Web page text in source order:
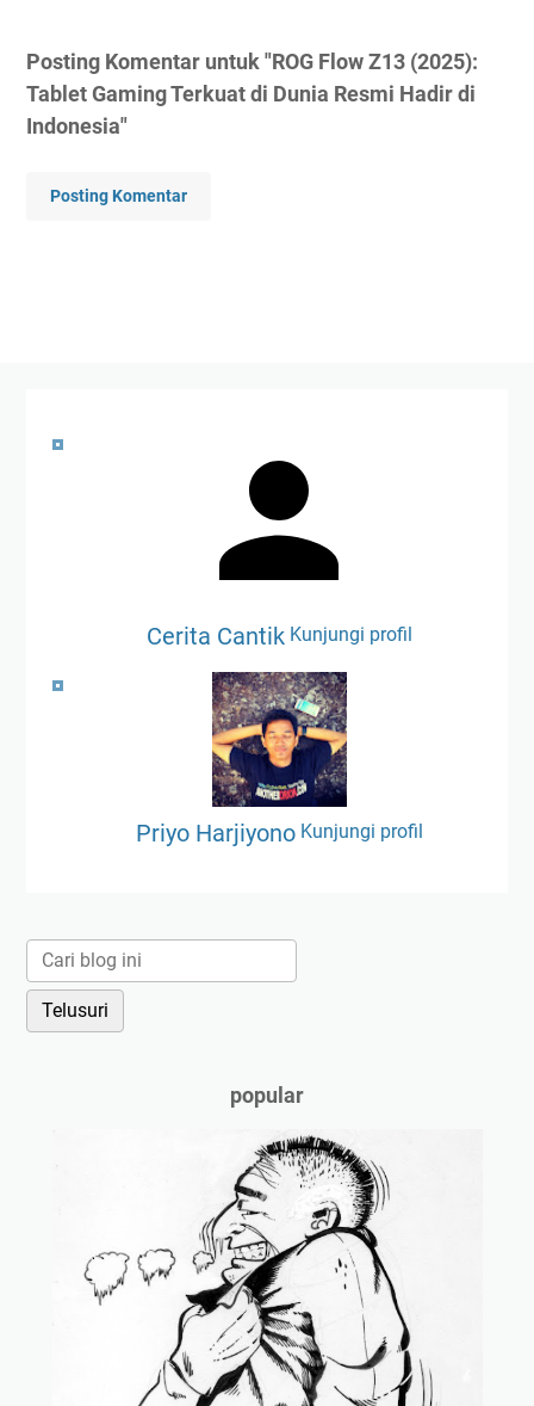
Posting Komentar untuk "ROG Flow Z13 (2025):
Tablet Gaming Terkuat di Dunia Resmi Hadir di
Indonesia"
Posting Komentar
Cerita CantikKunjungi profil
Priyo HarjiyonoKunjungi profil
popular